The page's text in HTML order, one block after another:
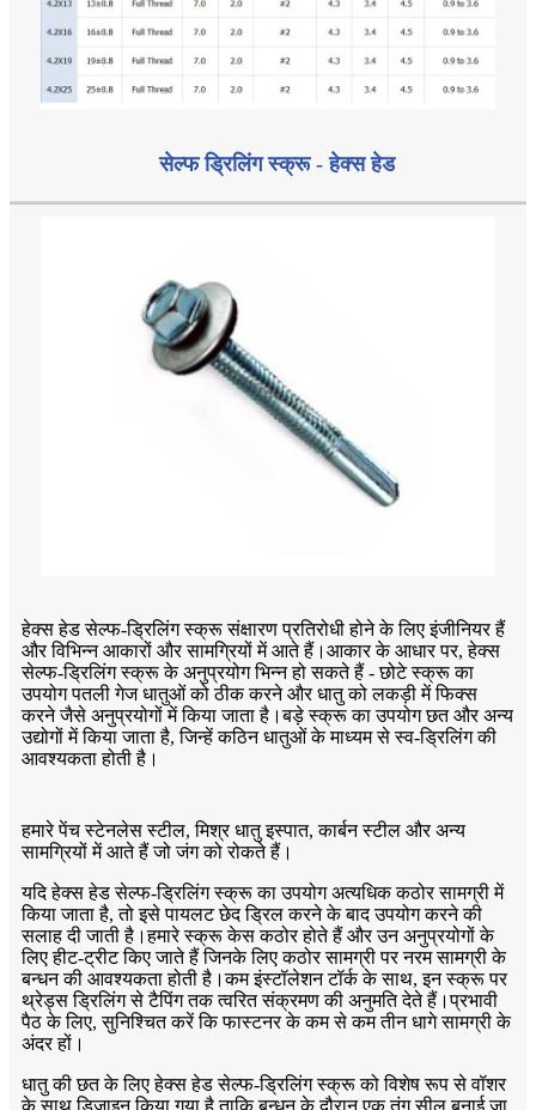
सेल्फ ड्रिलिंग स्क्रू - हेक्स हेड
हेक्स हेड सेल्फ-ड्रिलिंग स्क्रू संक्षारण प्रतिरोधी होने के लिए इंजीनियर हैं
और विभिन्न आकारों और सामग्रियों में आते हैं।आकार के आधार पर, हेक्स
सेल्फ-ड्रिलिंग स्क्रू के अनुप्रयोग भिन्न हो सकते हैं - छोटे स्क्रू का
उपयोग पतली गेज धातुओं को ठीक करने और धातु को लकड़ी में फिक्स
करने जैसे अनुप्रयोगों में किया जाता है।बड़े स्क्रू का उपयोग छत और अन्य
उद्योगों में किया जाता है, जिन्हें कठिन धातुओं के माध्यम से स्व-ड्रिलिंग की
आवश्यकता होती है।
हमारे पेंच स्टेनलेस स्टील, मिश्र धातु इस्पात, कार्बन स्टील और अन्य
सामग्रियों में आते हैं जो जंग को रोकते हैं।
यदि हेक्स हेड सेल्फ-ड्रिलिंग स्क्रू का उपयोग अत्यधिक कठोर सामग्री में
किया जाता है, तो इसे पायलट छेद ड्रिल करने के बाद उपयोग करने की
सलाह दी जाती है।हमारे स्क्रू केस कठोर होते हैं और उन अनुप्रयोगों के
लिए हीट-ट्रीट किए जाते हैं जिनके लिए कठोर सामग्री पर नरम सामग्री के
बन्धन की आवश्यकता होती है।कम इंस्टॉलेशन टॉर्क के साथ, इन स्क्रू पर
थ्रेड्स ड्रिलिंग से टैपिंग तक त्वरित संक्रमण की अनुमति देते हैं।प्रभावी
पैठ के लिए, सुनिश्चित करें कि फास्टनर के कम से कम तीन धागे सामग्री के
अंदर हों।
धातु की छत के लिए हेक्स हेड सेल्फ-ड्रिलिंग स्क्रू को विशेष रूप से वॉशर
के साथ डिज़ाइन किया गया है ताकि बन्धन के दौरान एक तंग सील बनाई जा